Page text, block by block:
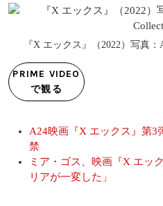
『X エックス』（2022）写真：
PRIME VIDEO
で観る
A24映画『X エックス』第3
禁
ミア・ゴス、映画『X エッ
リアが一変した」